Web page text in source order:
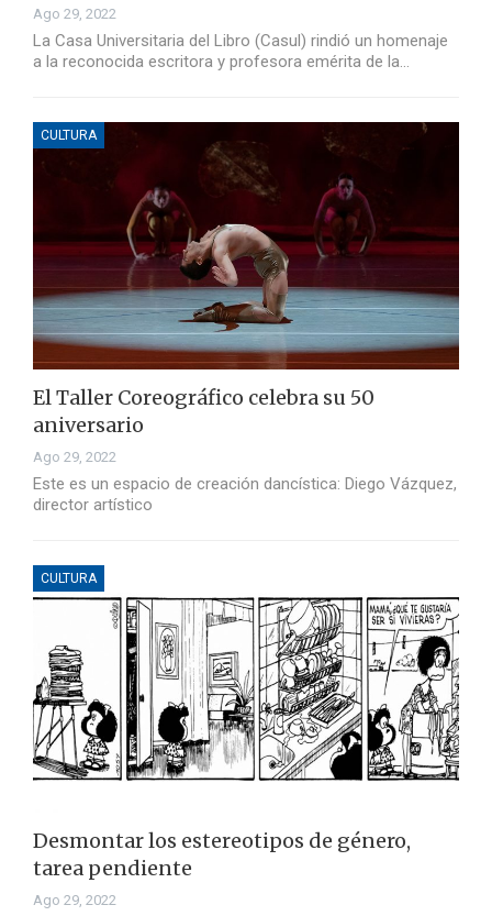
Ago 29, 2022
La Casa Universitaria del Libro (Casul) rindió un homenaje
a la reconocida escritora y profesora emérita de la…
CULTURA
El Taller Coreográfico celebra su 50
aniversario
Ago 29, 2022
Este es un espacio de creación dancística: Diego Vázquez,
director artístico
CULTURA
Desmontar los estereotipos de género,
tarea pendiente
Ago 29, 2022